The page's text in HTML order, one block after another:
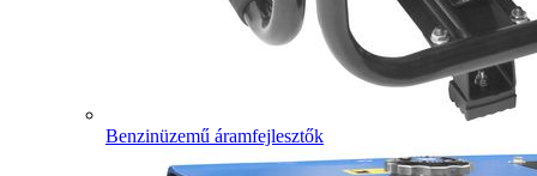
Benzinüzemű áramfejlesztők